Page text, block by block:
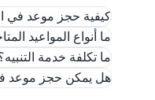
كيفية حجز موعد في
ما أنواع المواعيد
ما تكلفة خدمة
هل يمكن حجز موعد